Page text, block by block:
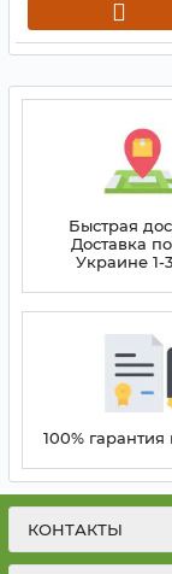
Быстрая
Доставка
Украине 1-
100% гарантия
КОНТАКТЫ